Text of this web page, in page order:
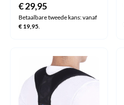
€29,95
Betaalbare tweede kans: vanaf
€ 19,95.